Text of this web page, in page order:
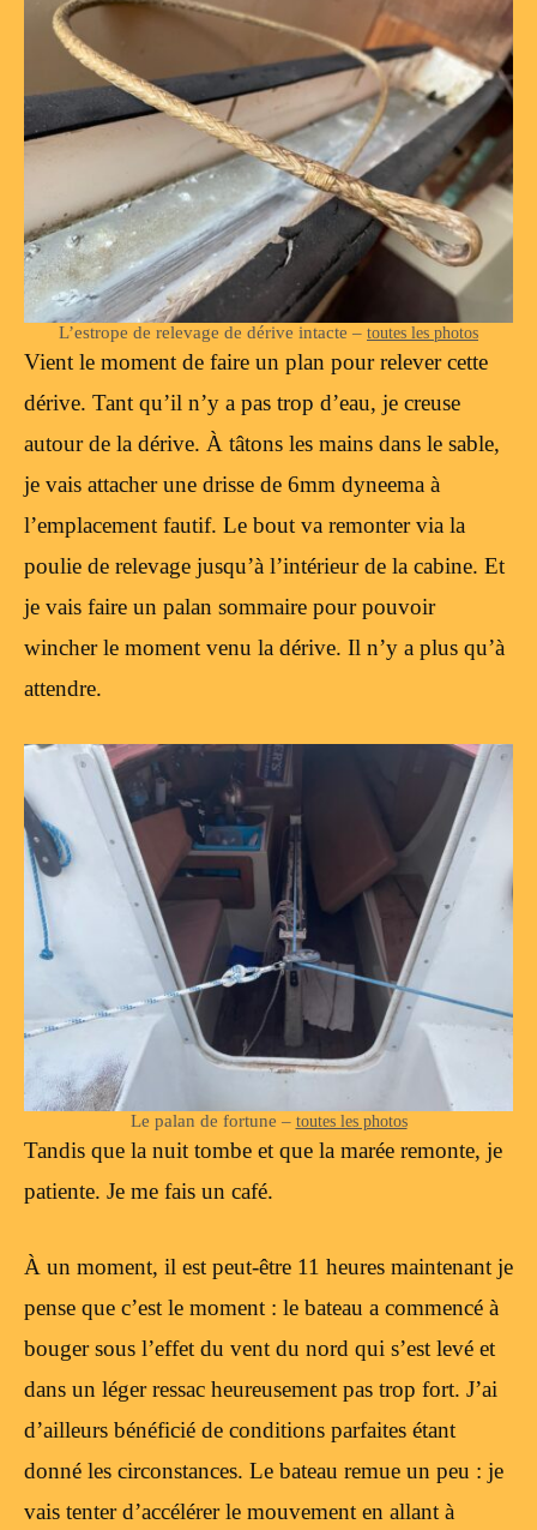
L’estrope de relevage de dérive intacte – toutes les photos
Vient le moment de faire un plan pour relever cette
dérive. Tant qu’il n’y a pas trop d’eau, je creuse
autour de la dérive. À tâtons les mains dans le sable,
je vais attacher une drisse de 6mm dyneema à
l’emplacement fautif. Le bout va remonter via la
poulie de relevage jusqu’à l’intérieur de la cabine. Et
je vais faire un palan sommaire pour pouvoir
wincher le moment venu la dérive. Il n’y a plus qu’à
attendre.
Le palan de fortune – toutes les photos
Tandis que la nuit tombe et que la marée remonte, je
patiente. Je me fais un café.
À un moment, il est peut-être 11 heures maintenant je
pense que c’est le moment : le bateau a commencé à
bouger sous l’effet du vent du nord qui s’est levé et
dans un léger ressac heureusement pas trop fort. J’ai
d’ailleurs bénéficié de conditions parfaites étant
donné les circonstances. Le bateau remue un peu : je
vais tenter d’accélérer le mouvement en allant à